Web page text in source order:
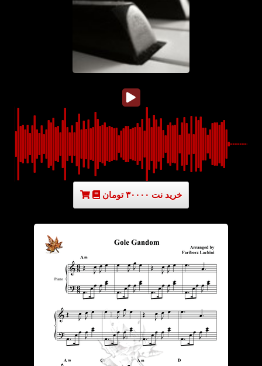
خرید نت ۳۰۰۰۰ تومان